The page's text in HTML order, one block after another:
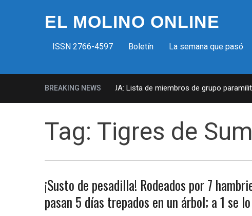
EL MOLINO ONLINE
ISSN 2766-4597 Boletín La semana que pasó
BREAKING NEWS
Milicias fascistas en EUA: Lista de miembros de grupo
Tag: Tigres de
¡Susto de pesadilla! Rodeados por 7
pasan 5 días trepados en un árbol; a 1 se